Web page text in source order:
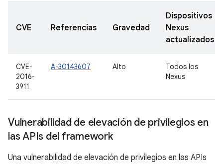
CVE Referencias Gravedad
Dispositivos
Nexus
actualizados
CVE-
2016-
3911
A-30143607 Alto
Todos los
Nexus
Vulnerabilidad de elevación de privilegios en
las APIs del framework
Una vulnerabilidad de elevación de privilegios en las APIs